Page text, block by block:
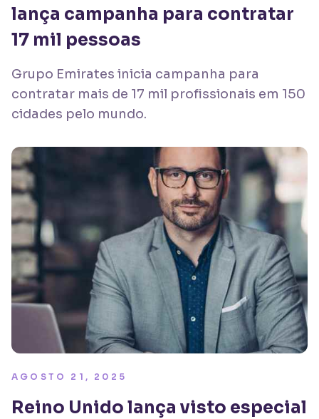
lança campanha para contratar
17 mil pessoas
Grupo Emirates inicia campanha para
contratar mais de 17 mil profissionais em 150
cidades pelo mundo.
AGOSTO 21, 2025
Reino Unido lança visto especial